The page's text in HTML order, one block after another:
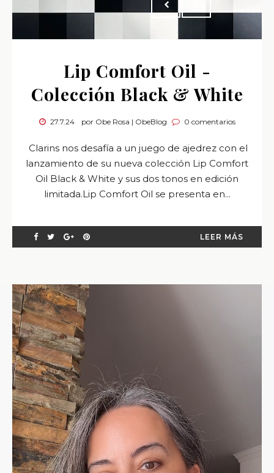
Lip Comfort Oil -
Colección Black & White
27.7.24 por Obe Rosa | ObeBlog 0 comentarios
Clarins nos desafía a un juego de ajedrez con el
lanzamiento de su nueva colección Lip Comfort
Oil Black & White y sus dos tonos en edición
limitada.Lip Comfort Oil se presenta en...
LEER MÁS